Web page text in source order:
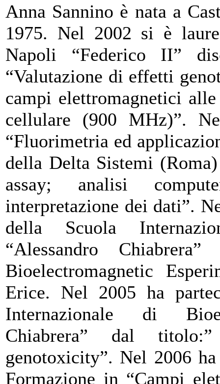
Anna Sannino è nata a
1975. Nel 2002 si è
Napoli “Federico II”
“Valutazione di effetti
campi elettromagnetici
cellulare (900 MHz)”.
“Fluorimetria ed
della Delta Sistemi
assay; analisi
interpretazione dei dati”.
della Scuola
“Alessandro
Bioelectromagnetic
Erice. Nel 2005 ha
Internazionale di
Chiabrera” dal
genotoxicity”. Nel 2006
Formazione in “Campi